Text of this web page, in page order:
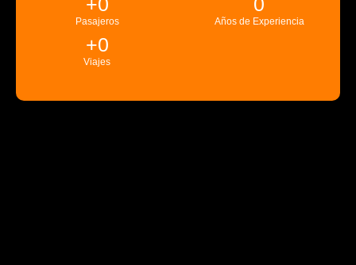
Pasajeros Años de Experiencia
Viajes
+0